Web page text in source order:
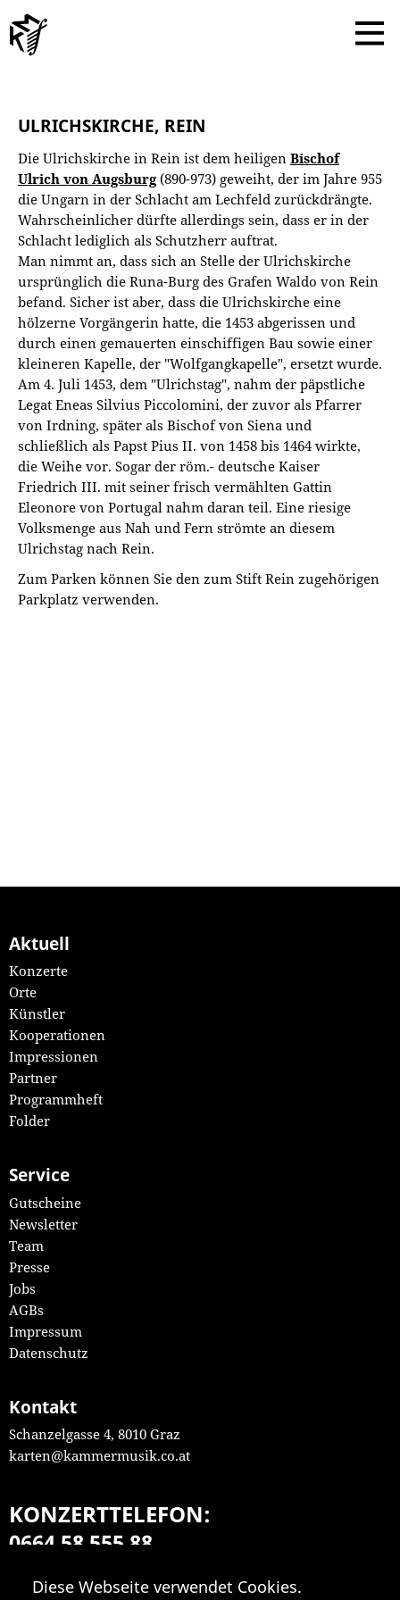
Diese Webseite verwendet Cookies.
ULRICHSKIRCHE, REIN
Die Ulrichskirche in Rein ist dem heiligenBischof
Ulrich von Augsburg(890-973) geweiht, der im Jahre 955
die Ungarn in der Schlacht am Lechfeld zurückdrängte.
Wahrscheinlicher dürfte allerdings sein, dass er in der
Schlacht lediglich als Schutzherr auftrat.
Man nimmt an, dass sich an Stelle der Ulrichskirche
ursprünglich die Runa-Burg des Grafen Waldo von Rein
befand. Sicher ist aber, dass die Ulrichskirche eine
hölzerne Vorgängerin hatte, die 1453 abgerissen und
durch einen gemauerten einschiffigen Bau sowie einer
kleineren Kapelle, der "Wolfgangkapelle", ersetzt wurde.
Am 4. Juli 1453, dem "Ulrichstag", nahm der päpstliche
Legat Eneas Silvius Piccolomini, der zuvor als Pfarrer
von Irdning, später als Bischof von Siena und
schließlich als Papst Pius II. von 1458 bis 1464 wirkte,
die Weihe vor. Sogar der röm.- deutsche Kaiser
Friedrich III. mit seiner frisch vermählten Gattin
Eleonore von Portugal nahm daran teil. Eine riesige
Volksmenge aus Nah und Fern strömte an diesem
Ulrichstag nach Rein.
Zum Parken können Sie den zum Stift Rein zugehörigen
Parkplatz verwenden.
Aktuell
Konzerte
Orte
Künstler
Kooperationen
Impressionen
Partner
Programmheft
Folder
Service
Gutscheine
Newsletter
Team
Presse
Jobs
AGBs
Impressum
Datenschutz
Kontakt
Schanzelgasse 4, 8010 Graz
karten@kammermusik.co.at
KONZERTTELEFON:
0664 58 555 88
Mo-Fr 9:00-18:00